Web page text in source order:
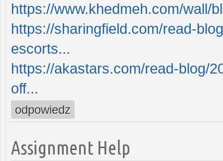
https://www.khedmeh.com/wall/
https://sharingfield.com/read-
escorts...
https://akastars.com/read-blog/
off...
odpowiedz
Assignment Help